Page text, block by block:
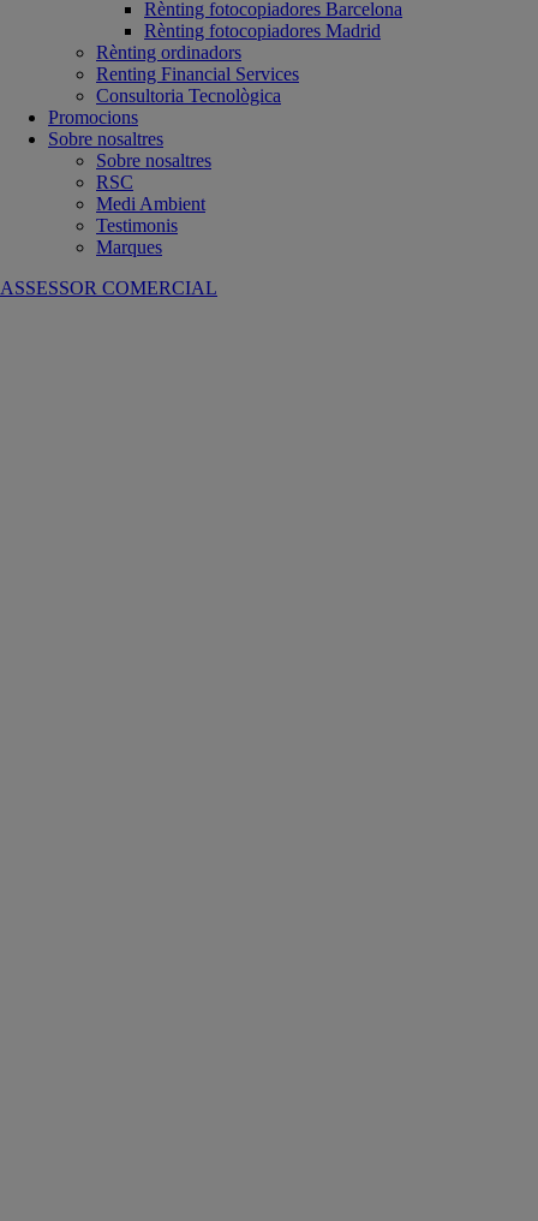
Rènting fotocopiadores Barcelona
Rènting fotocopiadores Madrid
Rènting ordinadors
Renting Financial Services
Consultoria Tecnològica
Promocions
Sobre nosaltres
Sobre nosaltres
RSC
Medi Ambient
Testimonis
Marques
ASSESSOR COMERCIAL